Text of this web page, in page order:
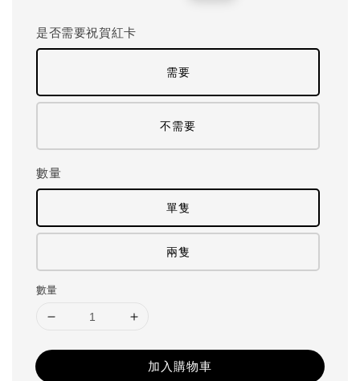
是否需要祝賀紅卡
需要
不需要
數量
單隻
兩隻
數量
加入購物車